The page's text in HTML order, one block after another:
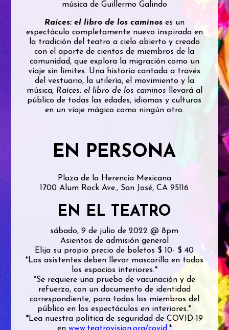
música de Guillermo Galindo
Raíces: el libro de los caminos es un
espectáculo completamente nuevo inspirado en
la tradición del teatro a cielo abierto y creado
con el aporte de cientos de miembros de la
comunidad, que explora la migración como un
viaje sin límites. Una historia contada a través
del vestuario, la utilería, el movimiento y la
música,Raíces: el libro de los caminos
llevará al
público de todas las edades, idiomas y culturas
en un viaje mágico como ningún otro.
EN PERSONA
Plaza de la Herencia Mexicana
1700 Alum Rock Ave., San José, CA 95116
EN EL TEATRO
sábado, 9 de julio de 2022 @ 8pm
Asientos de admisión general
Elija su propio precio de boletos $ 10- $ 40
*Los asistentes deben llevar mascarilla en todos
los espacios interiores.*
*Se requiere una prueba de vacunación y de
refuerzo, con un documento de identidad
correspondiente, para todos los miembros del
público en los espectáculos en interiores.*
*Lea nuestra política de seguridad de COVID-19